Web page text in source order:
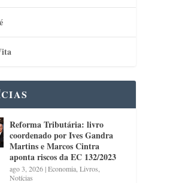
Reforma Tributária: livro
coordenado por Ives Gandra
Martins e Marcos Cintra
aponta riscos da EC 132/2023
ago 3, 2026|Economia ,Livros
Notícias